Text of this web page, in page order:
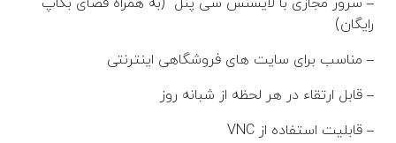
رایگان)
– مناسب برای سایت های فروشگاهی اینترنتی
– قابل ارتقاء در هر لحظه از شبانه روز
– قابلیت استفاده از VNC